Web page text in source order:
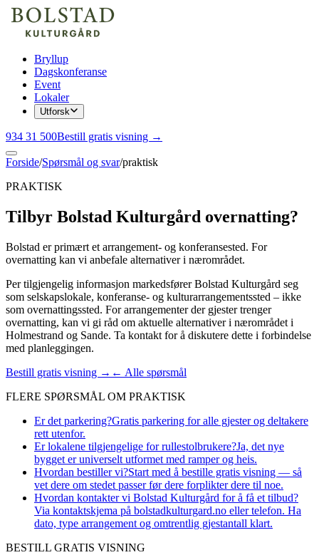
Bryllup
Dagskonferanse
Event
Lokaler
Utforsk
934 31 500Bestill gratis visning →
Forside/Spørsmål og svar/praktisk
PRAKTISK
Tilbyr Bolstad Kulturgård overnatting?
Bolstad er primært et arrangement- og konferansested. For
overnatting kan vi anbefale alternativer i nærområdet.
Per tilgjengelig informasjon markedsfører Bolstad Kulturgård seg
som selskapslokale, konferanse- og kulturarrangementssted – ikke
som overnattingssted. For arrangementer der gjester trenger
overnatting, kan vi gi råd om aktuelle alternativer i nærområdet i
Holmestrand og Sande. Ta kontakt for å diskutere dette i forbindelse
med planleggingen.
Bestill gratis visning → ← Alle spørsmål
FLERE SPØRSMÅL OM PRAKTISK
Er det parkering?Gratis parkering for alle gjester og deltakere
rett utenfor.
Er lokalene tilgjengelige for rullestolbrukere?Ja, det nye
bygget er universelt utformet med ramper og heis.
Hvordan bestiller vi?Start med å bestille gratis visning — så
vet dere om stedet passer før dere forplikter dere til noe.
Hvordan kontakter vi Bolstad Kulturgård for å få et tilbud?
Via kontaktskjema på bolstadkulturgard.no eller telefon. Ha
dato, type arrangement og omtrentlig gjestantall klart.
BESTILL GRATIS VISNING